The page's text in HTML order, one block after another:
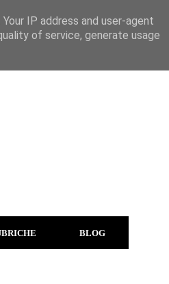
BLOG
IP address and user-agent
of service, generate usage